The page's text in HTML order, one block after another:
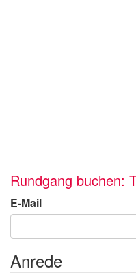
Rundgang buchen:
E-Mail
Anrede